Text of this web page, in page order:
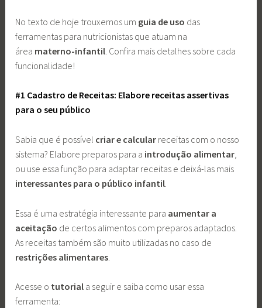
No texto de hoje trouxemos um guia de uso das
ferramentas para nutricionistas que atuam na
área materno-infantil . Confira mais detalhes sobre cada
funcionalidade!
#1 Cadastro de Receitas: Elabore receitas assertivas
para o seu público
Sabia que é possível criar e calcular receitas com o nosso
sistema? Elabore preparos para a introdução alimentar,
ou use essa função para adaptar receitas e deixá-las mais
interessantes para o público infantil.
Essa é uma estratégia interessante para aumentar a
aceitação de certos alimentos com preparos adaptados.
As receitas também são muito utilizadas no caso de
restrições alimentares
Acesse o tutorial a seguir e saiba como usar essa
ferramenta: